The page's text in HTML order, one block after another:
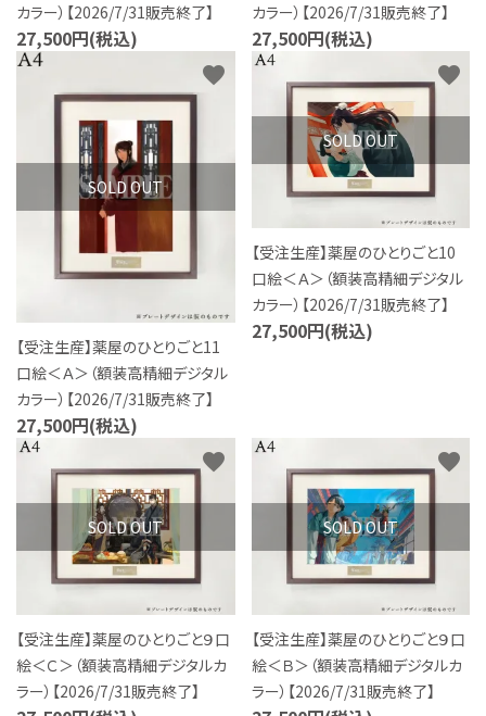
カラー）【2026/7/31販売終了】
27,500円(税込)
カラー）【2026/7/31販売終了】
27,500円(税込)
SOLD OUT
【受注生産】薬屋のひとりごと11
口絵＜Ａ＞（額装高精細デジタル
カラー）【2026/7/31販売終了】
27,500円(税込)
favorite
SOLD OUT
【受注生産】薬屋のひとりごと10
口絵＜Ａ＞（額装高精細デジタル
カラー）【2026/7/31販売終了】
27,500円(税込)
favorite
SOLD OUT
【受注生産】薬屋のひとりごと９口
絵＜Ｃ＞（額装高精細デジタルカ
ラー）【2026/7/31販売終了】
favorite
SOLD OUT
【受注生産】薬屋のひとりごと９口
絵＜Ｂ＞（額装高精細デジタルカ
ラー）【2026/7/31販売終了】
favorite